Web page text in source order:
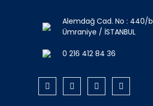
Alemdağ Cad. No : 440/b
Ümraniye / İSTANBUL
0 216 412 84 36